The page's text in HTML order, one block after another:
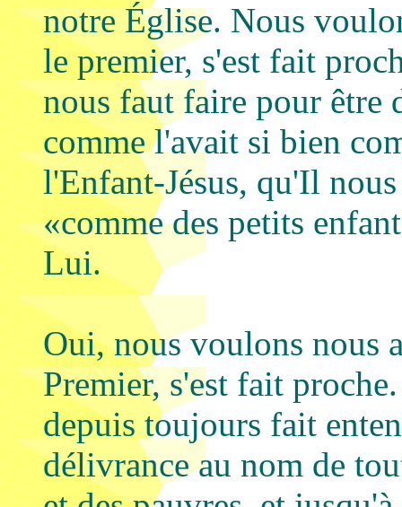
notre Église. Nous
le premier, s'est fait
nous faut faire pour être
comme l'avait si bien
l'Enfant-Jésus, qu'Il
«comme des petits
Lui.
Oui, nous voulons nous
Premier, s'est fait
depuis toujours fait
délivrance au nom de